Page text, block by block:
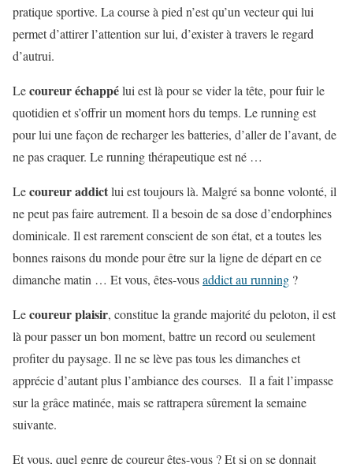
pratique sportive. La course à pied n’est qu’un vecteur qui lui
permet d’attirer l’attention sur lui, d’exister à travers le regard
d’autrui.
Lecoureur échappélui est là pour se vider la tête, pour fuir le
quotidien et s’offrir un moment hors du temps. Le running est
pour lui une façon de recharger les batteries, d’aller de l’avant, de
ne pas craquer. Le running thérapeutique est né …
Lecoureur addictlui est toujours là. Malgré sa bonne volonté, il
ne peut pas faire autrement. Il a besoin de sa dose d’endorphines
dominicale. Il est rarement conscient de son état, et a toutes les
bonnes raisons du monde pour être sur la ligne de départ en ce
dimanche matin … Et vous, êtes-vousaddict au running ?
Lecoureur plaisir, constitue la grande majorité du peloton, il est
là pour passer un bon moment, battre un record ou seulement
profiter du paysage. Il ne se lève pas tous les dimanches et
apprécie d’autant plus l’ambiance des courses. Il a fait l’impasse
sur la grâce matinée, mais se rattrapera sûrement la semaine
suivante.
Et vous, quel genre de coureur êtes-vous ? Et si on se donnait